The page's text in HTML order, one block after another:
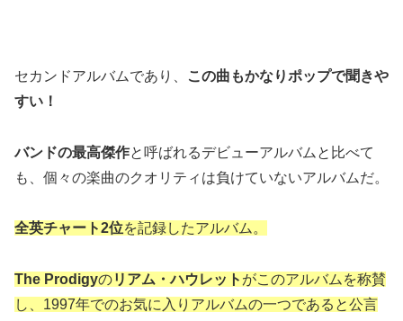
セカンドアルバムであり、
この曲もかなりポップで聞きや
すい！
バンドの最高傑作と呼ばれるデビューアルバムと比べて
も、個々の楽曲のクオリティは負けていないアルバムだ。
全英チャート2位を記録したアルバム。
The Prodigyのリアム・ハウレット がこのアルバムを称賛
し、1997年でのお気に入りアルバムの一つであると公言